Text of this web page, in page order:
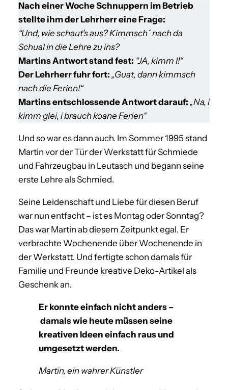
Nach einer Woche Schnuppern im Betrieb
stellte ihm der Lehrherr eine Frage:
“Und, wie schaut’s aus? Kimmsch´ nach da
Schual in die Lehre zu ins?
Martins Antwort stand fest: “JA, kimm I!“
Der Lehrherr fuhr fort: „Guat, dann kimmsch
nach die Ferien!“
Martins entschlossende Antwort darauf: „Na, i
kimm glei, i brauch koane Ferien“
Und so war es dann auch. Im Sommer 1995 stand
Martin vor der Tür der Werkstatt für Schmiede
und Fahrzeugbau in Leutasch und begann seine
erste Lehre als Schmied.
Seine Leidenschaft und Liebe für diesen Beruf
war nun entfacht – ist es Montag oder Sonntag?
Das war Martin ab diesem Zeitpunkt egal. Er
verbrachte Wochenende über Wochenende in
der Werkstatt. Und fertigte schon damals für
Familie und Freunde kreative Deko-Artikel als
Geschenk an.
Er konnte einfach nicht anders –
damals wie heute müssen seine
kreativen Ideen einfach raus und
umgesetzt werden.
Martin, ein wahrer Künstler